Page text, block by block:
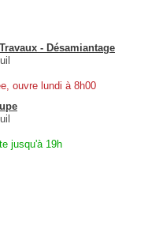
- Désamiantage
ouvre lundi à 8h00
jusqu'à 19h